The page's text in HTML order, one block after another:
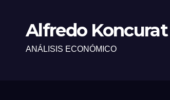
Alfredo Koncurat
ANÁLISIS ECONÓMICO